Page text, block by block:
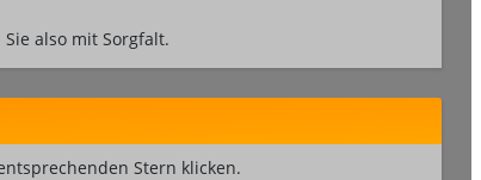
also mit Sorgfalt.
Stern klicken.